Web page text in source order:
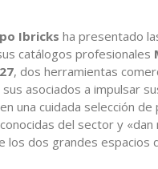
Ibricks ha presentado
catálogos profesionales
, dos herramientas
asociados a impulsar
una cuidada selección
del sector y «dan
los dos grandes espacios